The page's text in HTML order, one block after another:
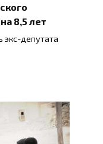
8,5 лет
экс-депутата